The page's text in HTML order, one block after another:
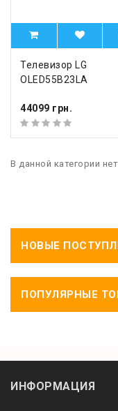
Телевизор LG
OLED55B23LA
44099 грн.
В данной категории
НОВЫЕ
ПОПУЛЯРНЫЕ
ИНФОРМАЦИЯ